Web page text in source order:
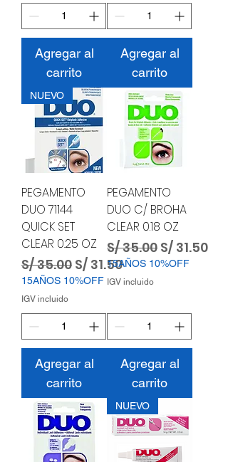
Agregar al
carrito
Agregar al
carrito
NUEVO
PEGAMENTO
DUO 71144
QUICK SET
CLEAR 0.25 OZ
Precio
S/ 35.00 Precio de oferta
S/ 31.50
15AÑOS 10%OFF
IGV incluido
Agregar al
carrito
PEGAMENTO
DUO C/ BROHA
CLEAR 0.18 OZ
Precio
S/ 35.00 Precio de
S/ 31.50
15AÑOS 10%OFF
IGV incluido
Agregar al
carrito
NUEVO